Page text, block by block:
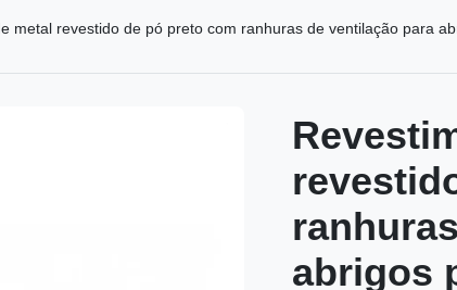
metal revestido de pó preto com ranhuras de ventilação para
abrigos